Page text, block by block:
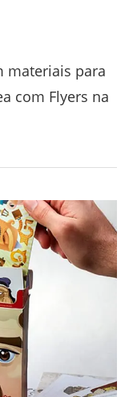
materiais para
com Flyers na